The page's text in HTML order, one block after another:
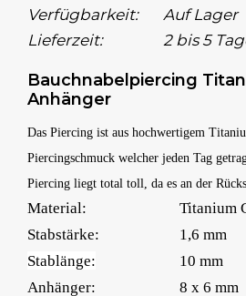
Verfügbarkeit:
Auf Lager
Lieferzeit:
2 bis 5
Bauchnabelpiercing
Anhänger
Das Piercing ist aus hochwertigem
Piercingschmuck welcher jeden Tag
Piercing liegt total toll, da es an der
Material:
Titanium
Stabstärke:
1,6 mm
Stablänge:
10 mm
Anhänger:
8 x 6 mm